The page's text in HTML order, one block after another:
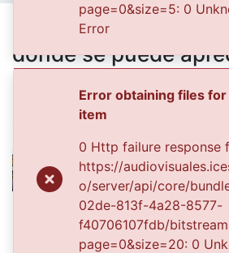
Imagen tomada en
donde se puede
por la que transita
una bicicleta
2005-06-24
page=0&size=5: 0
Error
Error obtaining files
item
0 Http failure response
https://
o/server/api/core/
02de-813f-4a28-8577-
f40706107fdb/
page=0&size=20: 0